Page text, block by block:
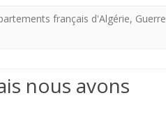
français d'Algérie, Guerre
nous avons